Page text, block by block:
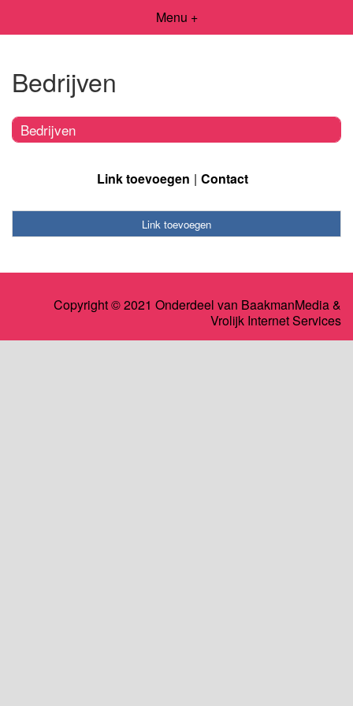
Menu +
Bedrijven
Bedrijven
Link toevoegen Contact
Link toevoegen
Copyright © 2021 Onderdeel van BaakmanMedia&
Vrolijk Internet Services